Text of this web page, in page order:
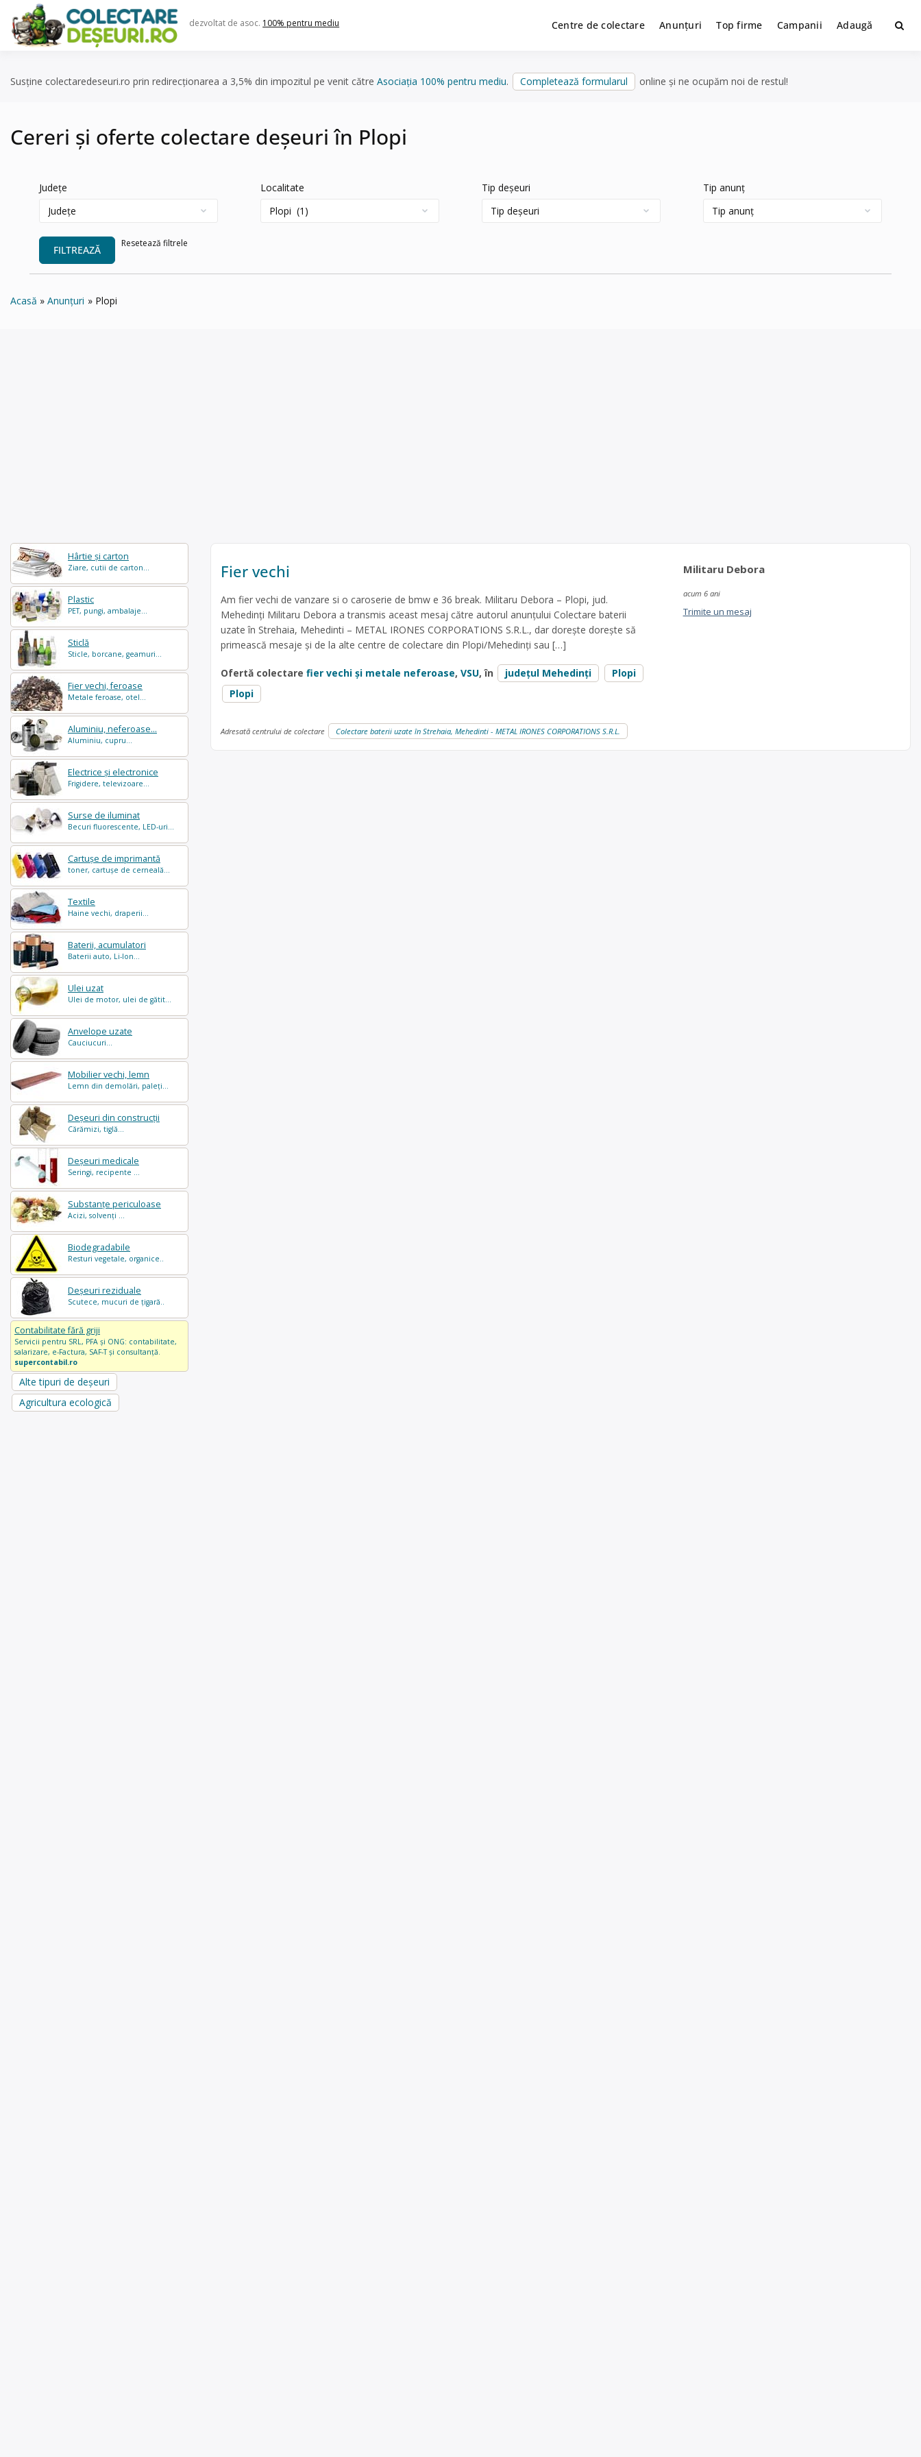
content
dezvoltat de asoc. 100% pentru mediu Centre de colectare Anunțuri Top firme Campanii Adaugă
Susține colectaredeseuri.ro prin redirecționarea a 3,5% din impozitul pe venit către Asociația 100% pentru mediu. Completează formularul online și ne ocupăm noi de restul!
Cereri și oferte colectare deșeuri în Plopi
Județe Localitate Tip deșeuri Tip anunț
FILTREAZĂ
Resetează filtrele
Acasă Anunțuri Plopi
Hârtie și carton
Ziare, cutii de carton...
Plastic
PET, pungi, ambalaje...
Sticlă
Sticle, borcane, geamuri...
Fier vechi, feroase
Metale feroase, otel...
Aluminiu, neferoase...
Aluminiu, cupru...
Electrice și electronice
Frigidere, televizoare...
Surse de iluminat
Becuri fluorescente, LED-uri...
Cartușe de imprimantă
toner, cartușe de cerneală...
Textile
Haine vechi, draperii...
Baterii, acumulatori
Baterii auto, Li-Ion...
Ulei uzat
Ulei de motor, ulei de gătit...
Anvelope uzate
Cauciucuri...
Mobilier vechi, lemn
Lemn din demolări, paleți...
Deșeuri din construcții
Cărămizi, tiglă...
Deșeuri medicale
Seringi, recipente ...
Substanțe periculoase
Acizi, solvenți ...
Biodegradabile
Resturi vegetale, organice..
Deșeuri reziduale
Scutece, mucuri de țigară..
Contabilitate fără griji
Servicii pentru SRL, PFA și ONG: contabilitate,
salarizare, e-Factura, SAF-T și consultanță.
supercontabil.ro
Alte tipuri de deșeuri
Agricultura ecologică
Fier vechi
Am fier vechi de vanzare si o caroserie de bmw e 36 break. Militaru Debora – Plopi, jud.
Mehedinți Militaru Debora a transmis aceast mesaj către autorul anunțului Colectare baterii
uzate în Strehaia, Mehedinti – METAL IRONES CORPORATIONS S.R.L., dar dorește dorește să
primească mesaje și de la alte centre de colectare din Plopi/Mehedinți sau […]
Ofertă colectare fier vechi și metale neferoase, VSU, în județul Mehedinți
Plopi
Plopi
Militaru Debora
acum 6 ani
Trimite un mesaj
Adresată centrului de colectare Colectare baterii uzate în Strehaia, Mehedinti - METAL IRONES CORPORATIONS S.R.L.